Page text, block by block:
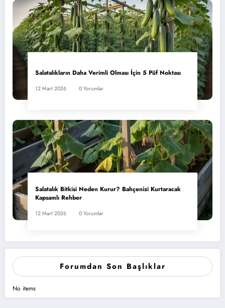
Salatalıkların Daha Verimli Olması İçin 5 Püf Noktası
12 Mart 2026 0 Yorumlar
Salatalık Bitkisi Neden Kurur? Bahçenizi Kurtaracak
Kapsamlı Rehber
12 Mart 2026 0 Yorumlar
Forumdan Son Başlıklar
No items